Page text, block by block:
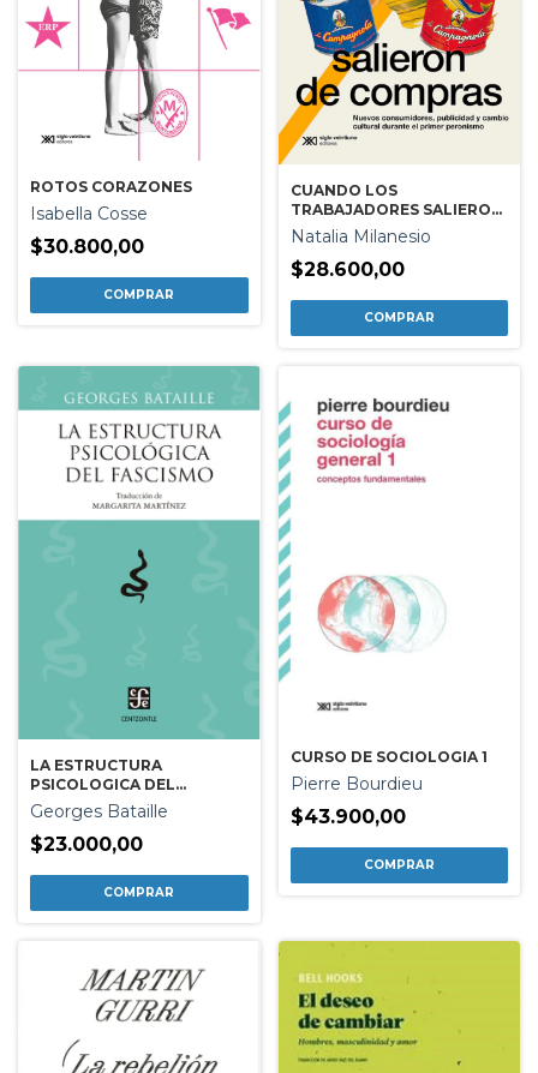
ROTOS CORAZONES
Isabella Cosse
$30.800,00
CUANDO LOS
TRABAJADORES SALIERON
DE COMPRAS
Natalia Milanesio
$28.600,00
LA ESTRUCTURA
PSICOLOGICA DEL
FASCISMO
Georges Bataille
$23.000,00
CURSO DE SOCIOLOGIA 1
Pierre Bourdieu
$43.900,00